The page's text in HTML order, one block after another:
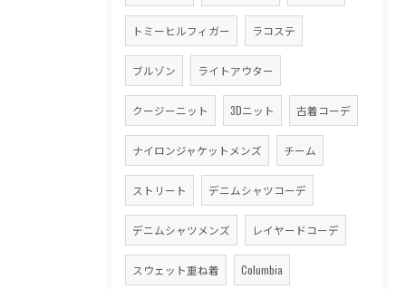
トミーヒルフィガー ラコステ
ブルゾン ライトアウター
クージーニット 3Dニット 古着コーデ
ナイロンジャケットメンズ チーム
ストリート デニムシャツコーデ
デニムシャツメンズ レイヤードコーデ
スウェット重ね着 Columbia